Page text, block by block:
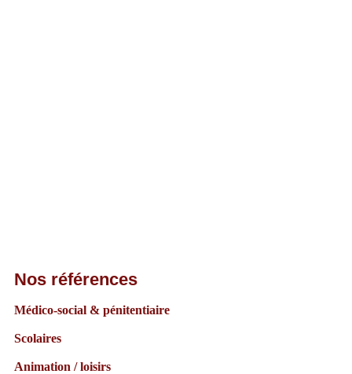
Nos références
Médico-social & pénitentiaire
Scolaires
Animation / loisirs